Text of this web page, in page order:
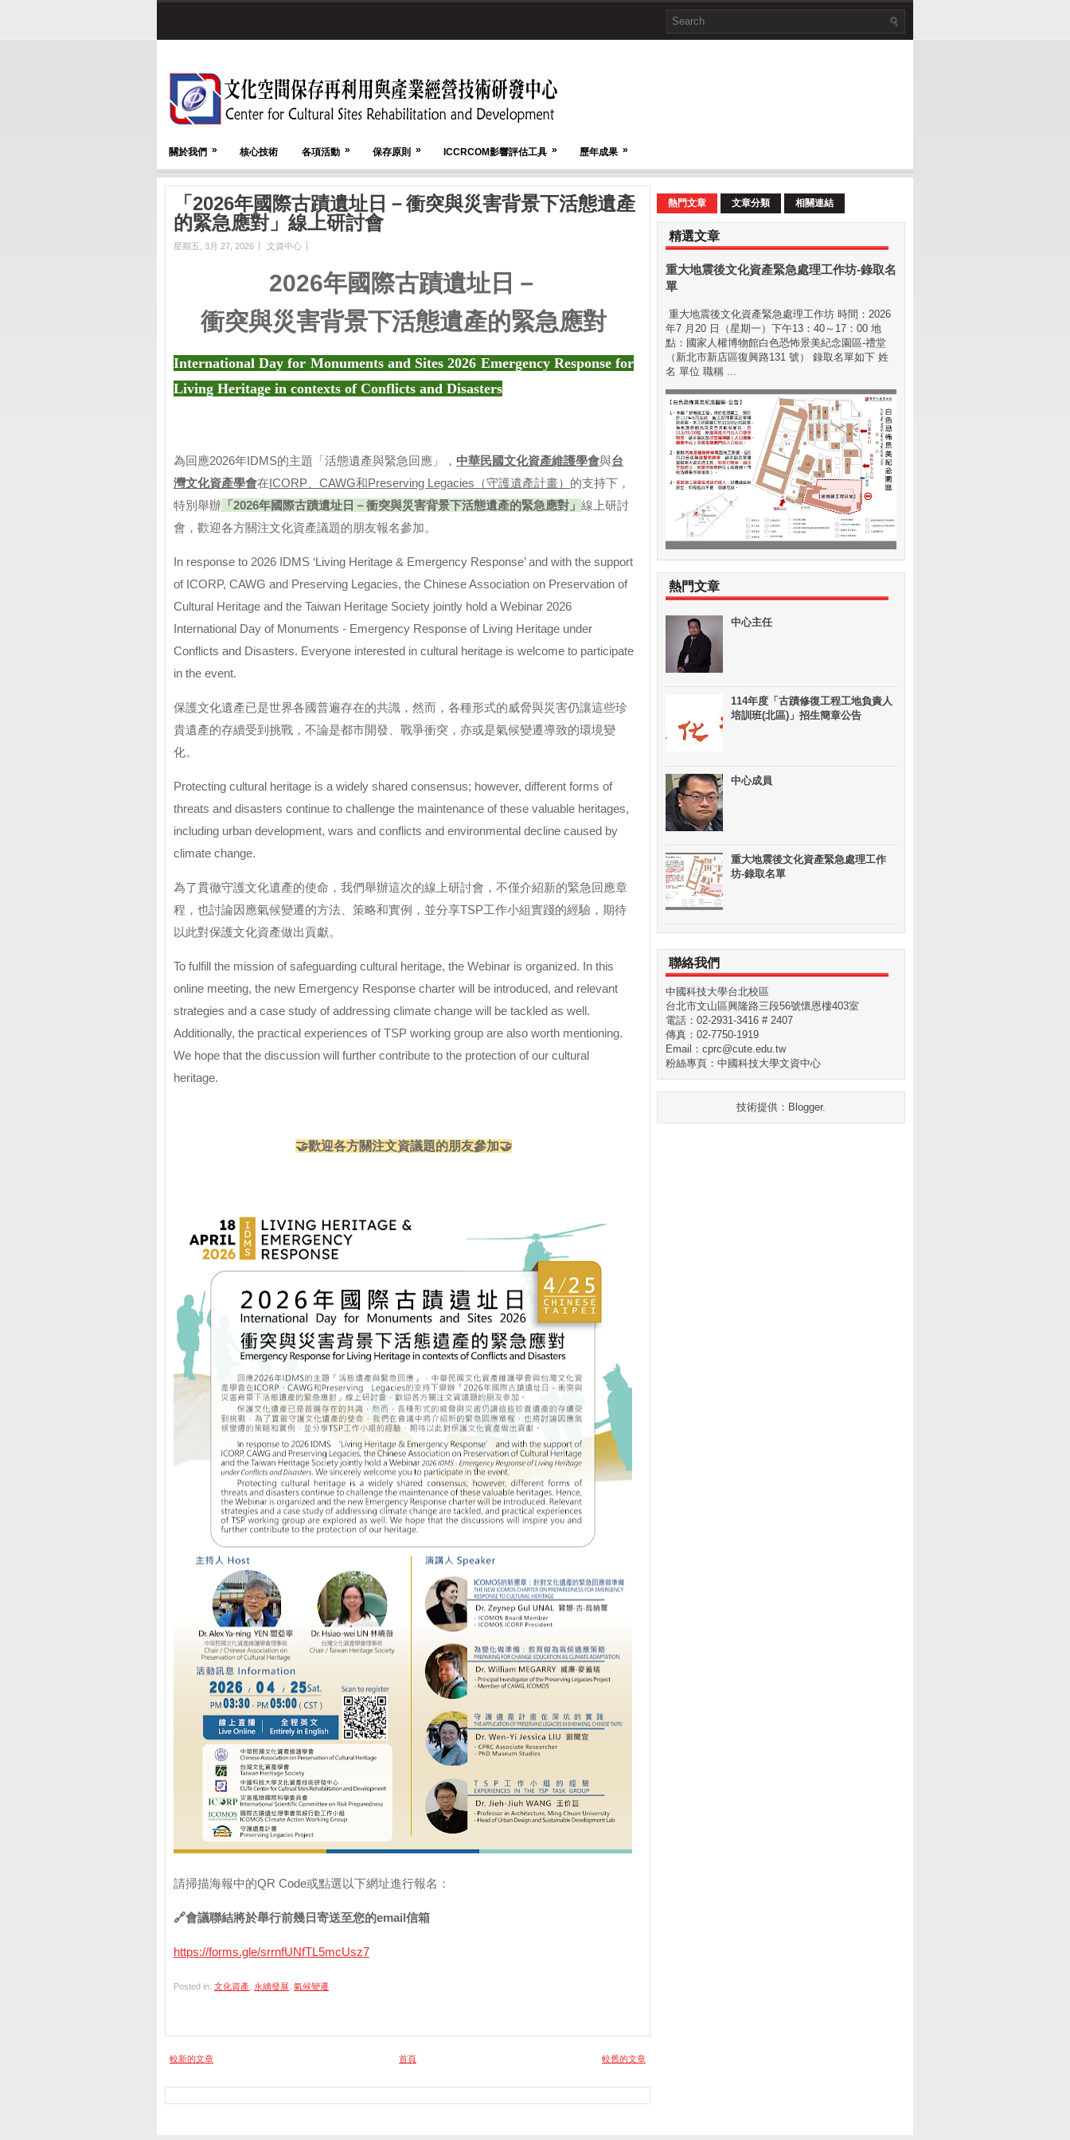
關於我們 » 核心技術 各項活動 » 保存原則 » ICCRCOM影響評估工具 » 歷年成果 »
「2026年國際古蹟遺址日－衝突與災害背景下活態遺產
的緊急應對」線上研討會
星期五, 3月 27, 2026 文資中心
2026年國際古蹟遺址日－
衝突與災害背景下活態遺產的緊急應對
International Day for Monuments and Sites 2026 Emergency Response for
Living Heritage in contexts of Conflicts and Disasters
為回應2026年IDMS的主題「活態遺產與緊急回應」， 中華民國文化資產維護學會與台
灣文化資產學會在ICORP、CAWG和Preserving Legacies（守護遺產計畫） 的支持下，
特別舉辦 「2026年國際古蹟遺址日－衝突與災害背景下活態遺產的緊急應對」 線上研討
會，歡迎各方關注文化資產議題的朋友報名參加。
In response to 2026 IDMS ‘Living Heritage & Emergency Response’ and with the support
of ICORP, CAWG and Preserving Legacies, the Chinese Association on Preservation of
Cultural Heritage and the Taiwan Heritage Society jointly hold a Webinar 2026
International Day of Monuments - Emergency Response of Living Heritage under
Conflicts and Disasters. Everyone interested in cultural heritage is welcome to participate
in the event.
保護文化遺產已是世界各國普遍存在的共識，然而，各種形式的威脅與災害仍讓這些珍
貴遺產的存續受到挑戰，不論是都市開發、戰爭衝突，亦或是氣候變遷導致的環境變
化。
Protecting cultural heritage is a widely shared consensus; however, different forms of
threats and disasters continue to challenge the maintenance of these valuable heritages,
including urban development, wars and conflicts and environmental decline caused by
climate change.
為了貫徹守護文化遺產的使命，我們舉辦這次的線上研討會，不僅介紹新的緊急回應章
程，也討論因應氣候變遷的方法、策略和實例，並分享TSP工作小組實踐的經驗，期待
以此對保護文化資產做出貢獻。
To fulfill the mission of safeguarding cultural heritage, the Webinar is organized. In this
online meeting, the new Emergency Response charter will be introduced, and relevant
strategies and a case study of addressing climate change will be tackled as well.
Additionally, the practical experiences of TSP working group are also worth mentioning.
We hope that the discussion will further contribute to the protection of our cultural
heritage.
🤝歡迎各方關注文資議題的朋友參加🤝
請掃描海報中的QR Code或點選以下網址進行報名：
🔗會議聯結將於舉行前幾日寄送至您的email信箱
https://forms.gle/srrnfUNfTL5mcUsz7
Posted in: 文化資產 永續發展 氣候變遷
較新的文章 較舊的文章
首頁
熱門文章 文章分類 相關連結
精選文章
重大地震後文化資產緊急處理工作坊-錄取名
單
重大地震後文化資產緊急處理工作坊 時間：2026
年7 月20 日（星期⼀）下午13：40～17：00 地
點：國家⼈權博物館白色恐怖景美紀念園區-禮堂
（新北市新店區復興路131 號） 錄取名單如下 姓
名 單位 職稱 ...
熱門文章
中心主任
114年度「古蹟修復工程工地負責人
培訓班(北區)」招生簡章公告
中心成員
重大地震後文化資產緊急處理工作
坊-錄取名單
聯絡我們
中國科技大學台北校區
台北市文山區興隆路三段56號懷恩樓403室
電話：02-2931-3416 # 2407
傳真：02-7750-1919
Email：cprc@cute.edu.tw
粉絲專頁：中國科技大學文資中心
技術提供： Blogger.